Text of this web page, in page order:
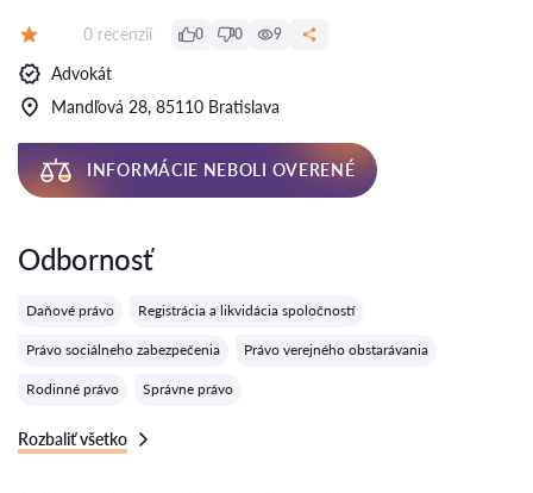
Recenzií:
0 recenzií 0 0 9
Advokát
Mandľová 28, 85110 Bratislava
INFORMÁCIE NEBOLI OVERENÉ
Odbornosť
Daňové právo Registrácia a likvidácia spoločností
Právo sociálneho zabezpečenia Právo verejného obstarávania
Rodinné právo Správne právo
Rozbaliť všetko